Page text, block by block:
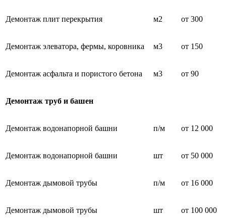
Демонтаж плит перекрытия м2 от 300
Демонтаж элеватора, фермы, коровника м3 от 150
Демонтаж асфальта и пористого бетона м3 от 90
Демонтаж труб и башен
Демонтаж водонапорной башни п/м от 12 000
Демонтаж водонапорной башни шт от 50 000
Демонтаж дымовой трубы п/м от 16 000
Демонтаж дымовой трубы шт от 100 000